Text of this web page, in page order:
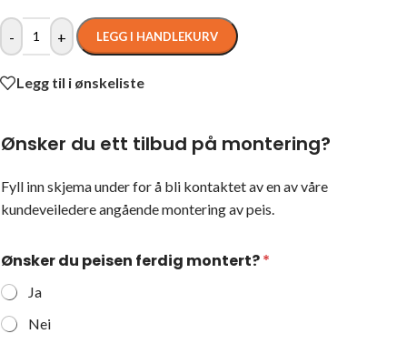
- + LEGG I HANDLEKURV
Legg til i ønskeliste
Ønsker du ett tilbud på montering?
Fyll inn skjema under for å bli kontaktet av en av våre
kundeveiledere angående montering av peis.
Ønsker du peisen ferdig montert?*
Ja
Nei